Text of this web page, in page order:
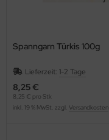
Spanngarn Türkis 100g
Lieferzeit: 1-2 Tage
8,25 €
8,25 € pro Stk
inkl. 19 % MwSt. zzgl. Versandkosten